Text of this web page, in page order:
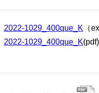
2022-1029_400que_K （
2022-1029_400que_K